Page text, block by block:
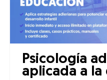
Psicología
aplicada a la